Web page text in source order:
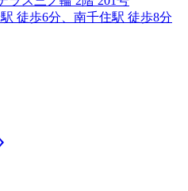
徒歩6分、南千住駅 徒歩8分